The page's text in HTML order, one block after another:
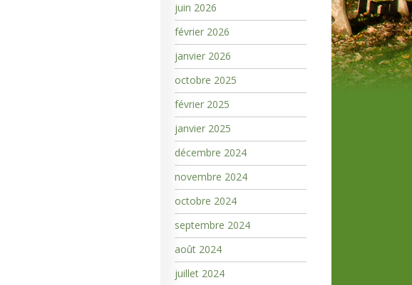
juin 2026
février 2026
janvier 2026
octobre 2025
février 2025
janvier 2025
décembre 2024
novembre 2024
octobre 2024
septembre 2024
août 2024
juillet 2024